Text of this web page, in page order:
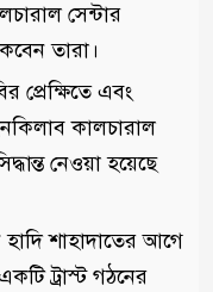
সেন্টার
তারা।
প্রেক্ষিতে এবং
কালচারাল
নেওয়া হয়েছে
শাহাদাতের আগে
ট্রাস্ট গঠনের